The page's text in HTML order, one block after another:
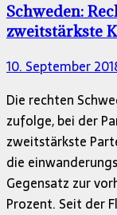
Schweden:
zweitstärkste
10. September
Die rechten
zufolge, bei der
zweitstärkste
die
Gegensatz zur
Prozent. Seit der